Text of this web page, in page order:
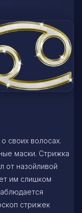
своих волосах.
маски. Стрижка
от назойливой
им слишком
стрижек